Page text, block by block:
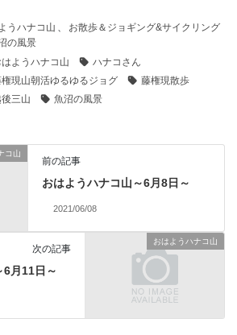
うハナコ山 、
お散歩＆ジョギング&サイクリング
の風景
はようハナコ山
ハナコさん
現山朝活ゆるゆるジョグ
藤権現散歩
後三山
魚沼の風景
コ山
前の記事
おはようハナコ山～6月8日～
2021/06/08
おはようハナコ山
次の記事
6月11日～